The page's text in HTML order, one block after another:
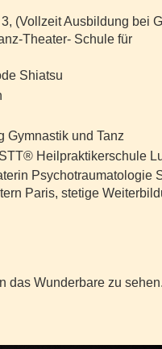
(Vollzeit Ausbildung bei
Theater- Schule für
Shiatsu
Gymnastik und Tanz
Heilpraktikerschule
Psychotraumatologie
Paris, stetige
das Wunderbare